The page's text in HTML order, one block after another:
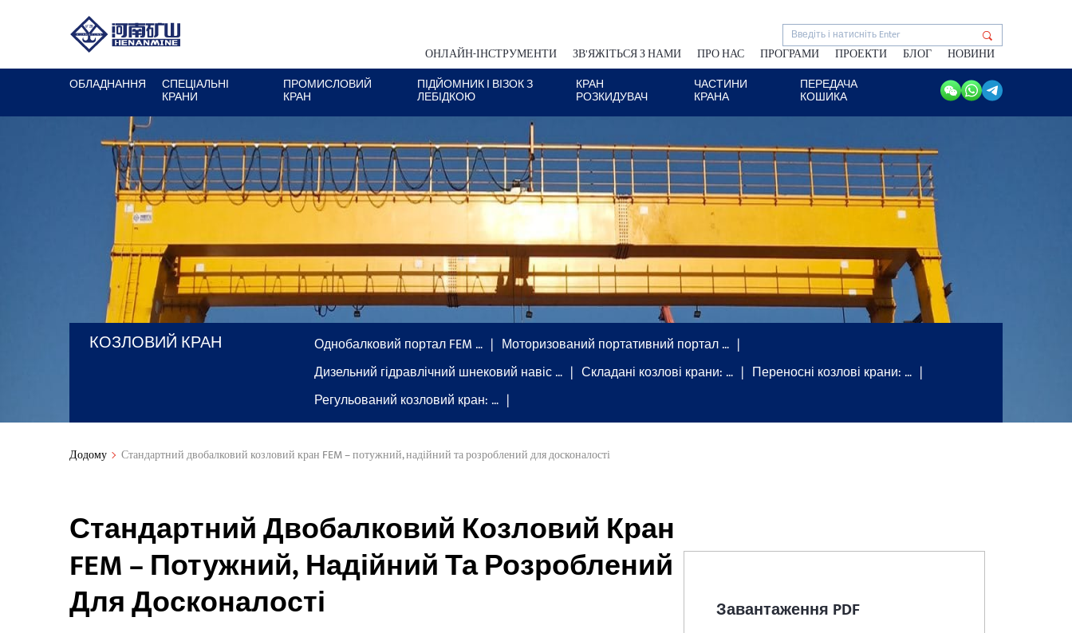
ОНЛАЙН-ІНСТРУМЕНТИ ЗВ'ЯЖІТЬСЯ З НАМИ ПРО НАС ПРОГРАМИ ПРОЕКТИ БЛОГ
НОВИНИ
ОБЛАДНАННЯ
СПЕЦІАЛЬНІ
КРАНИ
ПРОМИСЛОВИЙ
КРАН
ПІДЙОМНИК І ВІЗОК З
ЛЕБІДКОЮ
КРАН
РОЗКИДУВАЧ
ЧАСТИНИ
КРАНА
ПЕРЕДАЧА
КОШИКА
КОЗЛОВИЙ КРАН Однобалковий портал FEM …
Моторизований портативний портал …
Дизельний гідравлічний шнековий навіс …
Складані козлові крани: …
Переносні козлові крани: …
Регульований козловий кран: …
Додому Стандартний двобалковий козловий кран FEM – потужний, надійний та розроблений для досконалості
Стандартний Двобалковий Козловий Кран
FEM – Потужний, Надійний Та Розроблений
Для Досконалості Завантаження PDF